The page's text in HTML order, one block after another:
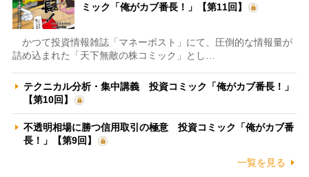
ミック「俺がカブ番長！」【第11回】
かつて投資情報雑誌「マネーポスト」にて、圧倒的な情報量が
詰め込まれた「天下無敵の株コミック」とし…
テクニカル分析・集中講義 投資コミック「俺がカブ番長！」
【第10回】
不透明相場に勝つ信用取引の極意 投資コミック「俺がカブ番
長！」【第9回】
一覧を見る